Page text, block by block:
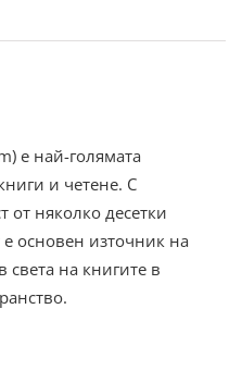
е най-голямата
и четене. С
от няколко десетки
основен източник на
на книгите в